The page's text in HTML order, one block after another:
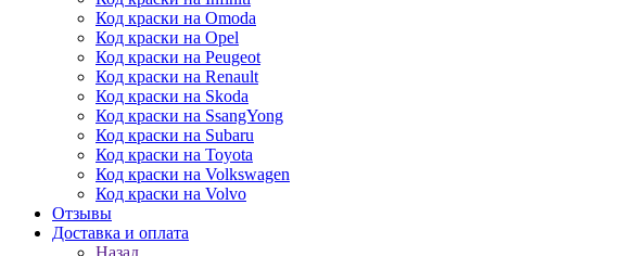
Код краски на Omoda
Код краски на Opel
Код краски на Peugeot
Код краски на Renault
Код краски на Skoda
Код краски на SsangYong
Код краски на Subaru
Код краски на Toyota
Код краски на Volkswagen
Код краски на Volvo
Отзывы
Доставка и оплата
Назад